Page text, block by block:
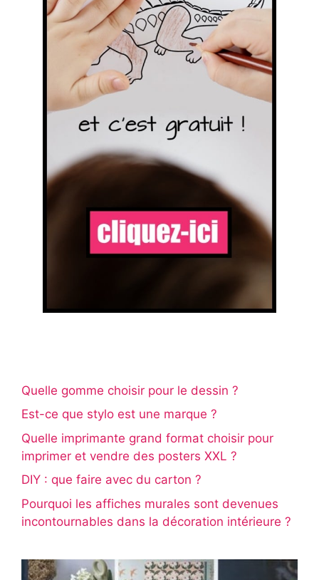
Quelle gomme choisir pour le dessin ?
Est-ce que stylo est une marque ?
Quelle imprimante grand format choisir pour
imprimer et vendre des posters XXL ?
DIY : que faire avec du carton ?
Pourquoi les affiches murales sont devenues
incontournables dans la décoration intérieure ?